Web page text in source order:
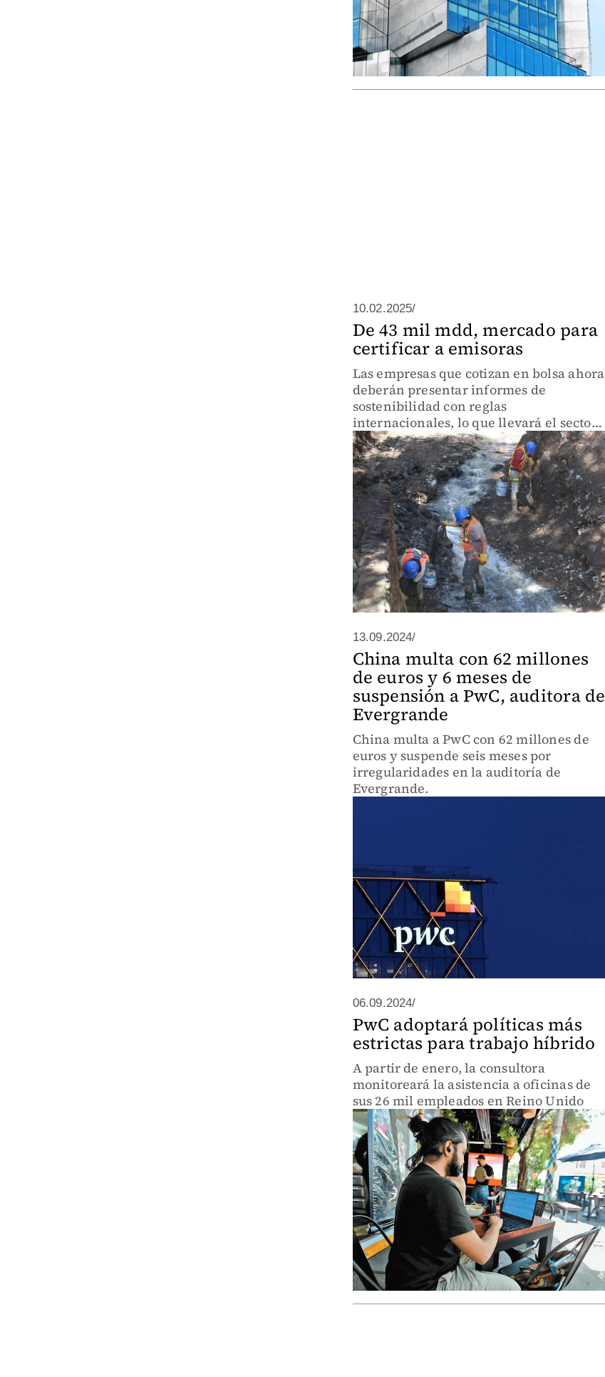
10.02.2025/
De 43 mil mdd, mercado para
certificar a emisoras
Las empresas que cotizan en bolsa ahora
deberán presentar informes de
sostenibilidad con reglas
internacionales, lo que llevará el sector
global a 77,350 mdd e 2031.
13.09.2024/
China multa con 62 millones
de euros y 6 meses de
suspensión a PwC, auditora de
Evergrande
China multa a PwC con 62 millones de
euros y suspende seis meses por
irregularidades en la auditoría de
Evergrande.
06.09.2024/
PwC adoptará políticas más
estrictas para trabajo híbrido
A partir de enero, la consultora
monitoreará la asistencia a oficinas de
sus 26 mil empleados en Reino Unido